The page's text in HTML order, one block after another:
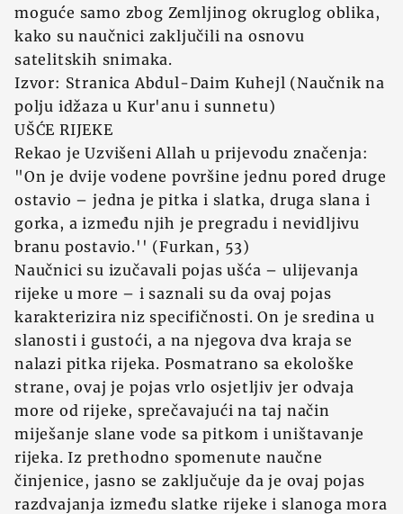
moguće samo zbog Zemljinog okruglog oblika,
kako su naučnici zaključili na osnovu
satelitskih snimaka.
Izvor: Stranica Abdul-Daim Kuhejl (Naučnik na
polju idžaza u Kur'anu i sunnetu)
UŠĆE RIJEKE
Rekao je Uzvišeni Allah u prijevodu značenja:
"On je dvije vodene površine jednu pored druge
ostavio – jedna je pitka i slatka, druga slana i
gorka, a između njih je pregradu i nevidljivu
branu postavio.'' (Furkan, 53)
Naučnici su izučavali pojas ušća – ulijevanja
rijeke u more – i saznali su da ovaj pojas
karakterizira niz specifičnosti. On je sredina u
slanosti i gustoći, a na njegova dva kraja se
nalazi pitka rijeka. Posmatrano sa ekološke
strane, ovaj je pojas vrlo osjetljiv jer odvaja
more od rijeke, sprečavajući na taj način
miješanje slane vode sa pitkom i uništavanje
rijeka. Iz prethodno spomenute naučne
činjenice, jasno se zaključuje da je ovaj pojas
razdvajanja između slatke rijeke i slanoga mora